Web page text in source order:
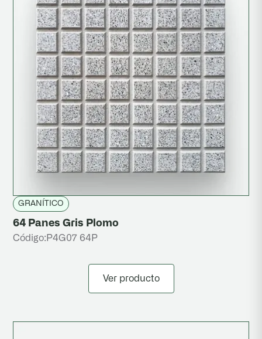
GRANÍTICO
64 Panes Gris Plomo
Código: P4G07 64P
Ver producto